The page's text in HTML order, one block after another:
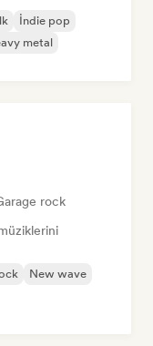
İndie pop
metal
rock
New wave